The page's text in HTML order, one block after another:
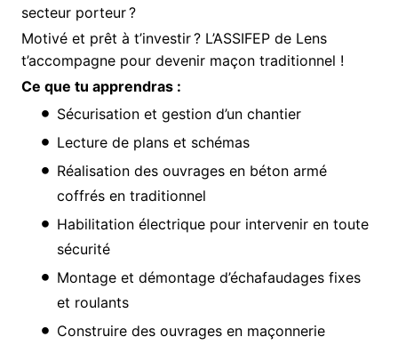
secteur porteur ?
Motivé et prêt à t’investir ? L’ASSIFEP de Lens
t’accompagne pour devenir maçon traditionnel !
Ce que tu apprendras :
Sécurisation et gestion d’un chantier
Lecture de plans et schémas
Réalisation des ouvrages en béton armé
coffrés en traditionnel
Habilitation électrique pour intervenir en toute
sécurité
Montage et démontage d’échafaudages fixes
et roulants
Construire des ouvrages en maçonnerie